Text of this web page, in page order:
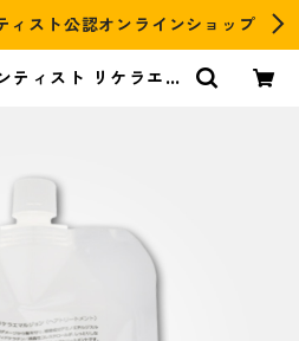
ィスト公認オンラインショップ
ティスト リケラエマ